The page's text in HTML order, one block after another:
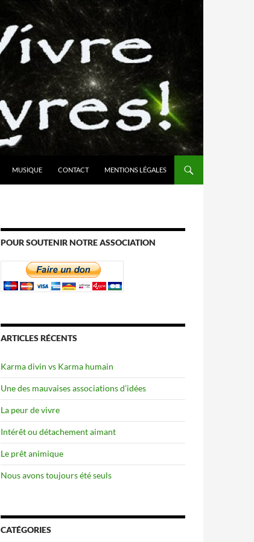
MUSIQUE CONTACT MENTIONS LÉGALES
POUR SOUTENIR NOTRE ASSOCIATION
ARTICLES RÉCENTS
Karma divin vs Karma humain
Une des mauvaises associations d’idées
La peur de vivre
Intérêt ou détachement aimant
Le prêt animique
Nous avons toujours été seuls
CATÉGORIES